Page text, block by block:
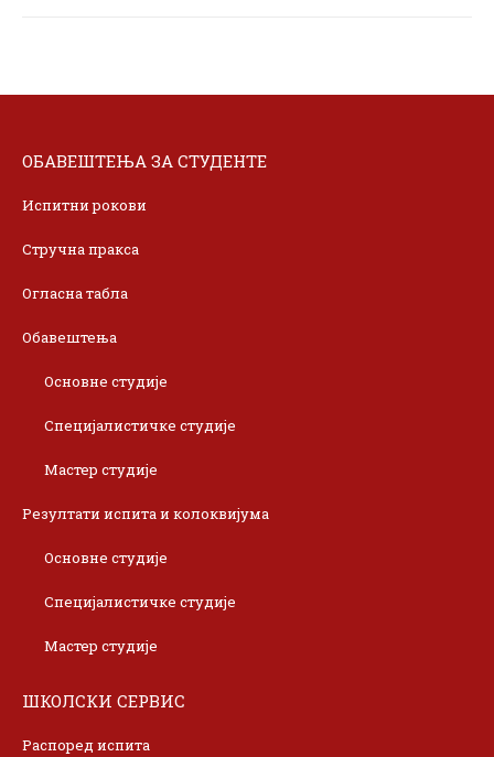
ОБАВЕШТЕЊА ЗА СТУДЕНТЕ
Испитни рокови
Стручна пракса
Огласна табла
Обавештења
Основне студије
Специјалистичке студије
Мастер студије
Резултати испита и колоквијума
Основне студије
Специјалистичке студије
Мастер студије
ШКОЛСКИ СЕРВИС
Распоред испита